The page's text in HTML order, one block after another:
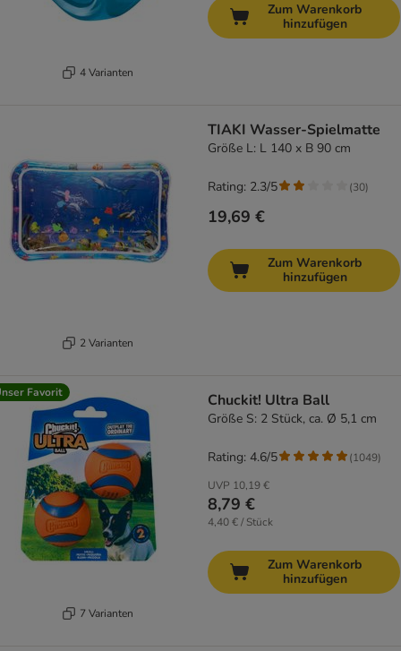
4 Varianten
Zum Warenkorb
hinzufügen
2 Varianten
TIAKI Wasser-Spielmatte
Größe L: L 140 x B 90 cm
19,69 €
Rating: 2.3/5 (30)
Zum Warenkorb
hinzufügen
Favorit
7 Varianten
Chuckit! Ultra Ball
Größe S: 2 Stück, ca. Ø 5,1 cm
UVP 10,19 €
8,79 €
4,40 € / Stück
Rating: 4.6/5 (1049)
Zum Warenkorb
hinzufügen